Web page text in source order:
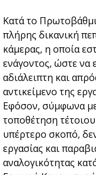
Κατά το
πλήρης δικανική
κάμερας, η οποία
ενάγοντος, ώστε να
αδιάλειπτη και
αντικείμενο της
Εφόσον, σύμφωνα
τοποθέτηση
υπέρτερο σκοπό,
εργασίας και
αναλογικότητας